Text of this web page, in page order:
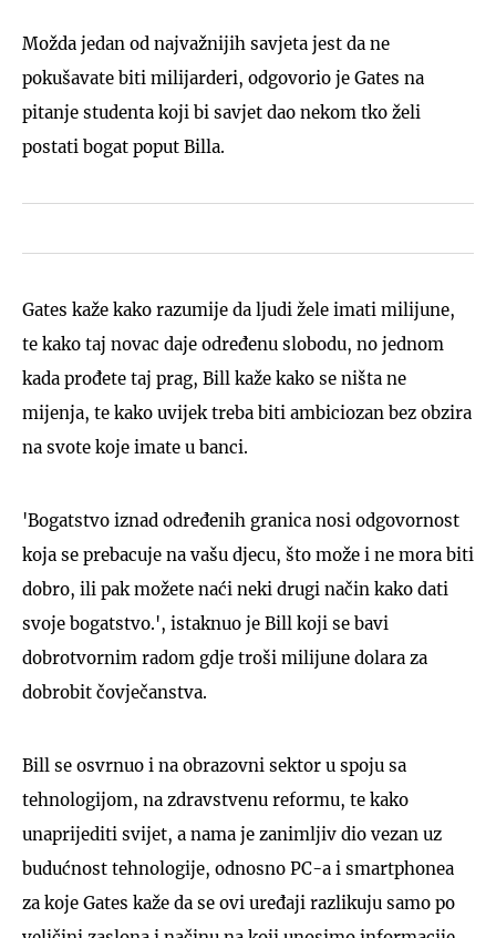
Možda jedan od najvažnijih savjeta jest da ne
pokušavate biti milijarderi, odgovorio je Gates na
pitanje studenta koji bi savjet dao nekom tko želi
postati bogat poput Billa.
Gates kaže kako razumije da ljudi žele imati milijune,
te kako taj novac daje određenu slobodu, no jednom
kada prođete taj prag, Bill kaže kako se ništa ne
mijenja, te kako uvijek treba biti ambiciozan bez obzira
na svote koje imate u banci.
'Bogatstvo iznad određenih granica nosi odgovornost
koja se prebacuje na vašu djecu, što može i ne mora biti
dobro, ili pak možete naći neki drugi način kako dati
svoje bogatstvo.', istaknuo je Bill koji se bavi
dobrotvornim radom gdje troši milijune dolara za
dobrobit čovječanstva.
Bill se osvrnuo i na obrazovni sektor u spoju sa
tehnologijom, na zdravstvenu reformu, te kako
unaprijediti svijet, a nama je zanimljiv dio vezan uz
budućnost tehnologije, odnosno PC-a i smartphonea
za koje Gates kaže da se ovi uređaji razlikuju samo po